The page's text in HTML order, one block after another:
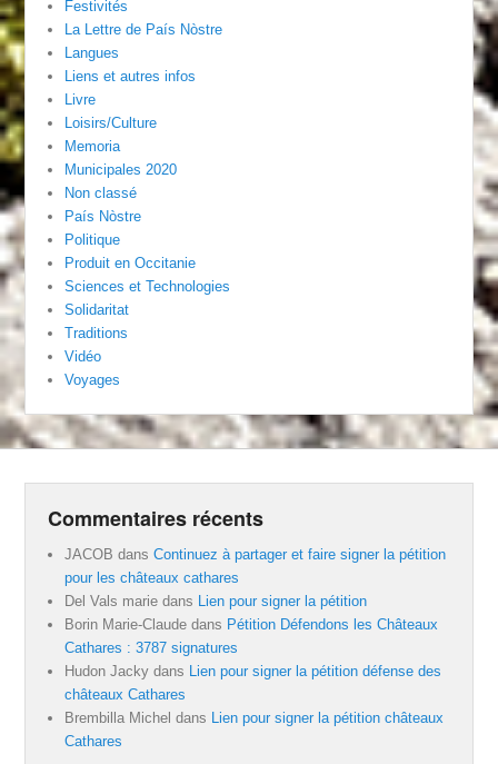
Festivités
La Lettre de País Nòstre
Langues
Liens et autres infos
Livre
Loisirs/Culture
Memoria
Municipales 2020
Non classé
País Nòstre
Politique
Produit en Occitanie
Sciences et Technologies
Solidaritat
Traditions
Vidéo
Voyages
Commentaires récents
JACOB dansContinuez à partager et faire signer la pétition
pour les châteaux cathares
Del Vals marie dans Lien pour signer la pétition
Borin Marie-Claude dans Pétition Défendons les Châteaux
Cathares : 3787 signatures
Hudon Jacky dans Lien pour signer la pétition défense des
châteaux Cathares
Brembilla Michel dans Lien pour signer la pétition châteaux
Cathares